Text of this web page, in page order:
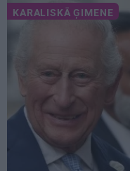
KARALISKĀ ĢIMENE